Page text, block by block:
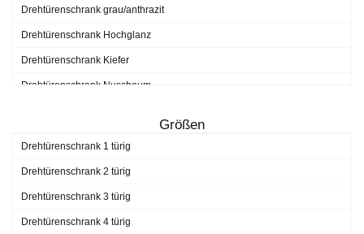
Drehtürenschrank grau/anthrazit
Drehtürenschrank Hochglanz
Drehtürenschrank Kiefer
Drehtürenschrank Nussbaum
Größen
Drehtürenschrank 1 türig
Drehtürenschrank 2 türig
Drehtürenschrank 3 türig
Drehtürenschrank 4 türig